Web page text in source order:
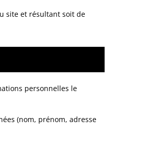
site et résultant soit de
personnelles le
(nom, prénom, adresse